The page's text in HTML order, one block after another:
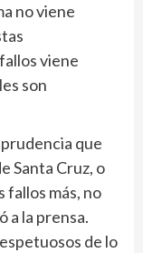
no viene
viene
son
que
Santa Cruz, o
fallos más, no
a la prensa.
de lo